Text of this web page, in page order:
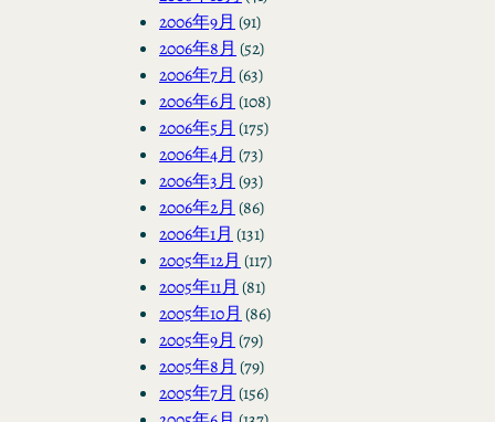
2006年9月 (91)
2006年8月 (52)
2006年7月 (63)
2006年6月 (108)
2006年5月 (175)
2006年4月 (73)
2006年3月 (93)
2006年2月 (86)
2006年1月 (131)
2005年12月 (117)
2005年11月 (81)
2005年10月 (86)
2005年9月 (79)
2005年8月 (79)
2005年7月 (156)